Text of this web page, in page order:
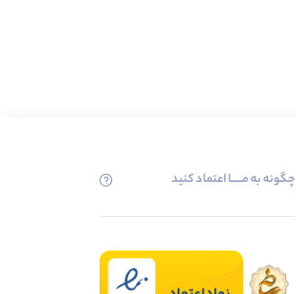
چگونه به مــــــا اعتماد کنید